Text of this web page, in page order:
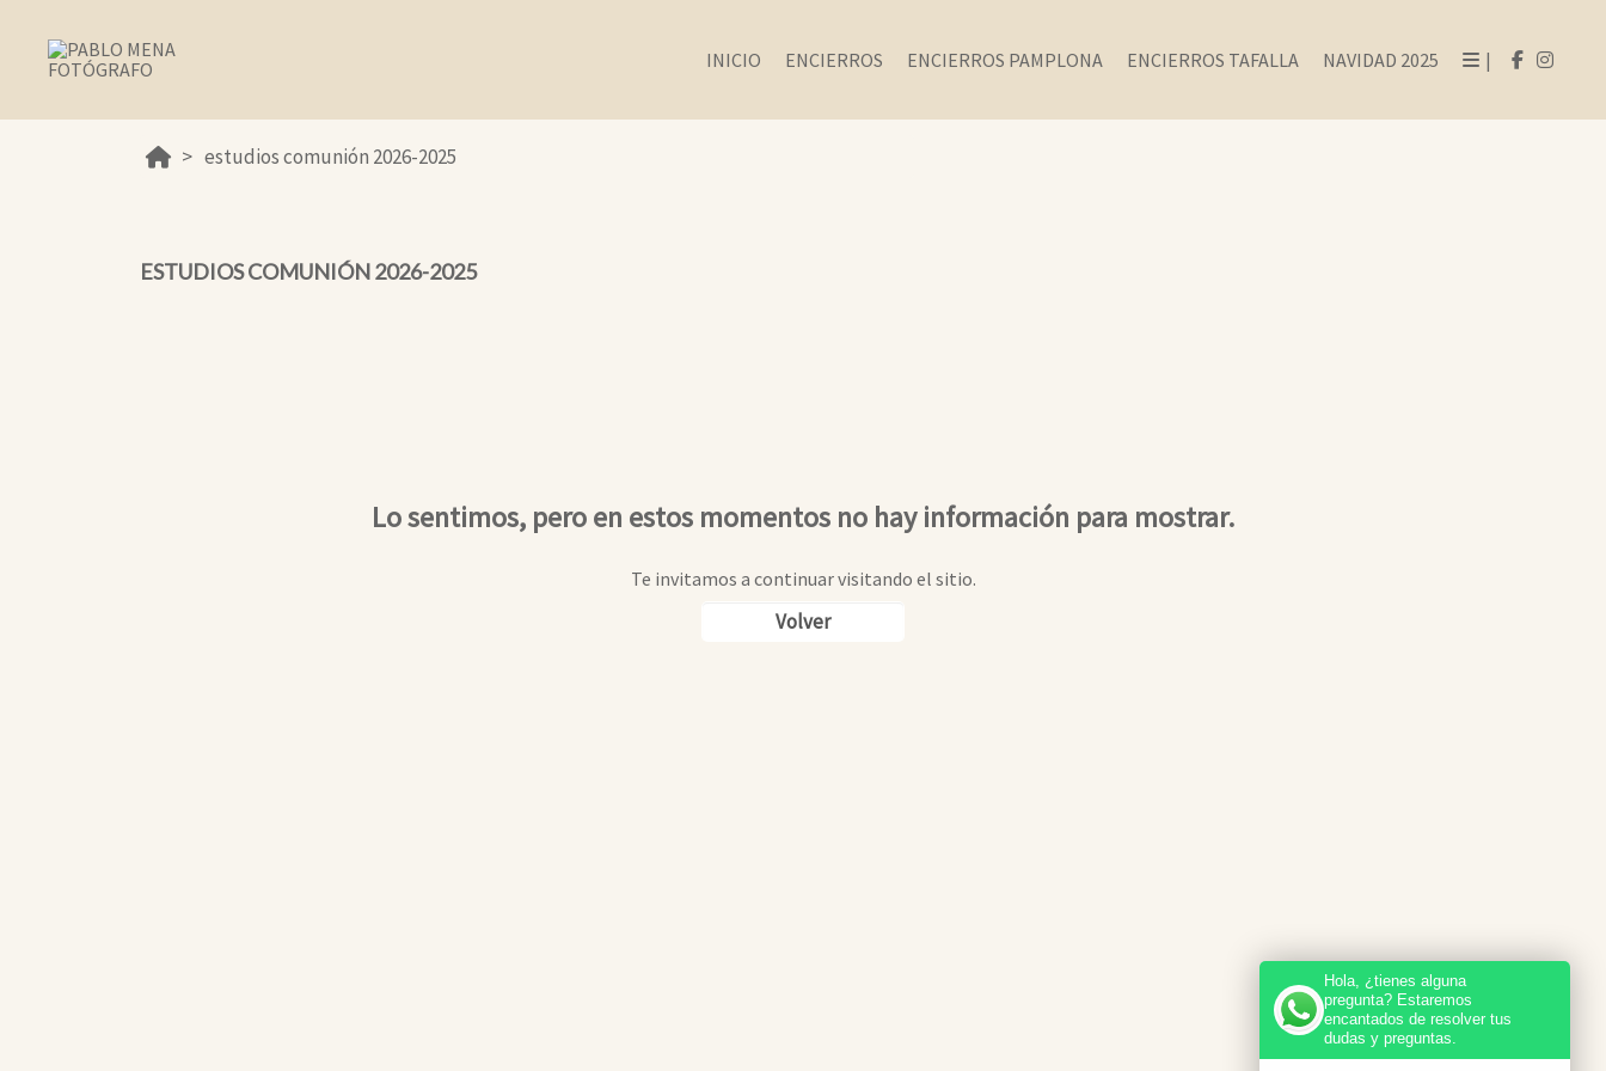
INICIO ENCIERROS ENCIERROS PAMPLONA ENCIERROS TAFALLA NAVIDAD 2025 |
estudios comunión 2026-2025
ESTUDIOS COMUNIÓN 2026-2025
Lo sentimos, pero en estos momentos no hay información para mostrar.
Te invitamos a continuar visitando el sitio.
Volver
Hola, ¿tienes alguna
pregunta? Estaremos
encantados de resolver tus
dudas y preguntas.